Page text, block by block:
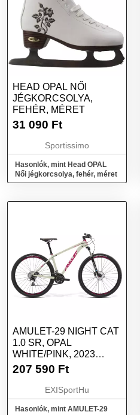
HEAD OPAL NŐI
JÉGKORCSOLYA,
FEHÉR, MÉRET
31 090 Ft
Sportissimo
Hasonlók, mint Head OPAL
Női jégkorcsolya, fehér, méret
AMULET-29 NIGHT CAT
1.0 SR, OPAL
WHITE/PINK, 2023
FEHÉR 29" S
207 590 Ft
EXISportHu
Hasonlók, mint AMULET-29